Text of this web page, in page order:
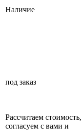
Наличие
под заказ
Рассчитаем стоимость,
согласуем с вами и